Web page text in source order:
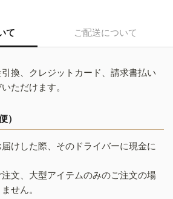
て ご配送について
換、クレジットカード、請求書払い
ただけます。
）
けした際、そのドライバーに現金に
文、大型アイテムのみのご注文の場
せん。